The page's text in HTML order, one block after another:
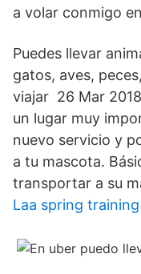
a volar conmigo
Puedes llevar
gatos, aves,
viajar 26 Mar
un lugar muy
nuevo servicio y
a tu mascota.
transportar a su
Laa spring